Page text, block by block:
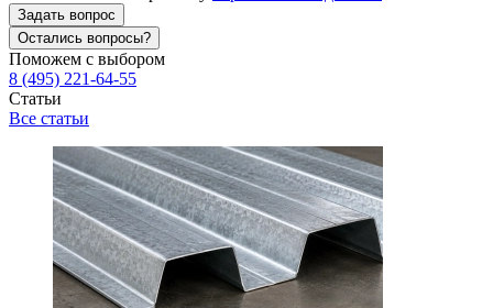
Задать вопрос
Остались вопросы?
Поможем с выбором
8 (495) 221-64-55
Статьи
Все статьи